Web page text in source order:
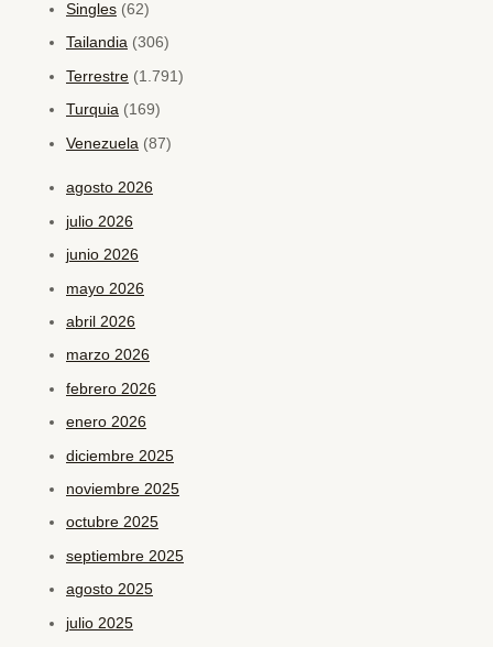
Singles (62)
Tailandia (306)
Terrestre (1.791)
Turquia (169)
Venezuela (87)
agosto 2026
julio 2026
junio 2026
mayo 2026
abril 2026
marzo 2026
febrero 2026
enero 2026
diciembre 2025
noviembre 2025
octubre 2025
septiembre 2025
agosto 2025
julio 2025